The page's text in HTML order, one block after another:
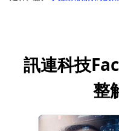
訊連科技
整